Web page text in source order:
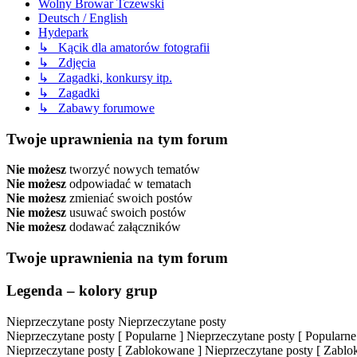
Wolny Browar Tczewski
Deutsch / English
Hydepark
↳ Kącik dla amatorów fotografii
↳ Zdjęcia
↳ Zagadki, konkursy itp.
↳ Zagadki
↳ Zabawy forumowe
Twoje uprawnienia na tym forum
Nie możesz tworzyć nowych tematów
Nie możesz odpowiadać w tematach
Nie możesz zmieniać swoich postów
Nie możesz usuwać swoich postów
Nie możesz dodawać załączników
Twoje uprawnienia na tym forum
Legenda – kolory grup
Nieprzeczytane posty Nieprzeczytane posty
Nieprzeczytane posty [ Popularne ] Nieprzeczytane posty [
Nieprzeczytane posty [ Zablokowane ] Nieprzeczytane posty [